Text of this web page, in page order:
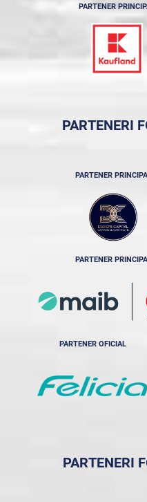
PARTENER
PARTENERI
PARTENER
PARTENER
PARTENER OFICIAL
PARTENERI